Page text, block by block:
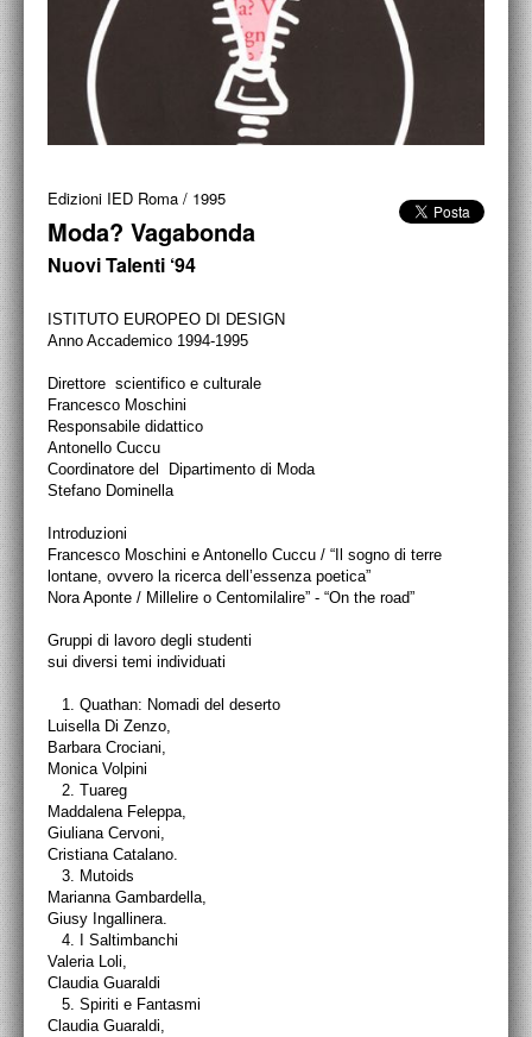
ARTISTI
DUETTI / DUELLI
LABORATORI DI PROGETTAZIONE
PROGETTI CULTURALI
PROGETTO T.E.S.I.
Edizioni IED Roma / 1995
Moda? Vagabonda
Nuovi Talenti ‘94
ISTITUTO EUROPEO DI DESIGN
Anno Accademico 1994-1995
Direttore scientifico e culturale
Francesco Moschini
Responsabile didattico
Antonello Cuccu
Coordinatore del
Dipartimento di Moda
Stefano Dominella
Introduzioni
Francesco Moschini e Antonello Cuccu / “Il sogno di terre
lontane, ovvero la ricerca dell’essenza poetica”
Nora Aponte / Millelire o Centomilalire” - “On the road”
Gruppi di lavoro degli studenti
sui diversi temi individuati
1. Quathan: Nomadi del deserto
Luisella Di Zenzo,
Barbara Crociani,
Monica Volpini
2. Tuareg
Maddalena Feleppa,
Giuliana Cervoni,
Cristiana Catalano.
3. Mutoids
Marianna Gambardella,
Giusy Ingallinera.
4. I Saltimbanchi
Valeria Loli,
Claudia Guaraldi
5. Spiriti e Fantasmi
Claudia Guaraldi,